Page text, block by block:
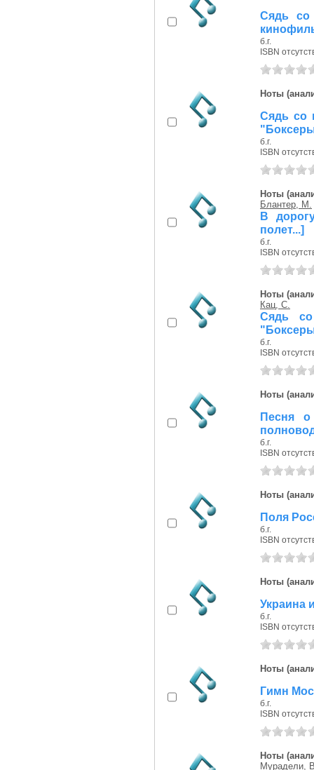
Сядь
б.г.
ISBN
Ноты
Сядь со
б.г.
ISBN
Ноты
Блантер, М.
В
полет...]
б.г.
ISBN
Ноты
Кац, С.
Сядь
б.г.
ISBN
Ноты
Песня
б.г.
ISBN
Ноты
Поля
б.г.
ISBN
Ноты
Украина
б.г.
ISBN
Ноты
Гимн
б.г.
ISBN
Ноты
Мурадели,